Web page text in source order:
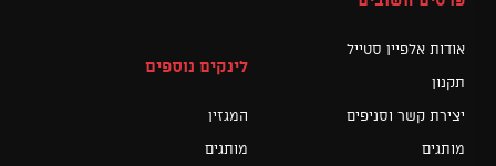
אודות אלפיין סטייל
תקנון
יצירת קשר וסניפים
מותגים
לינקים נוספים
המגזין
מותגים